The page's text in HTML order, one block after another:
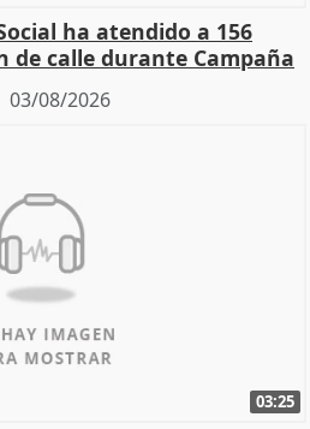
ha atendido a 156
de calle durante Campaña
03/08/2026
03:25